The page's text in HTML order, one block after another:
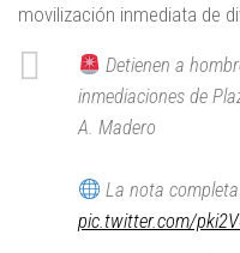
movilización inmediata de
Detienen a
inmediaciones de
A. Madero
La nota
pic.twitter.com/